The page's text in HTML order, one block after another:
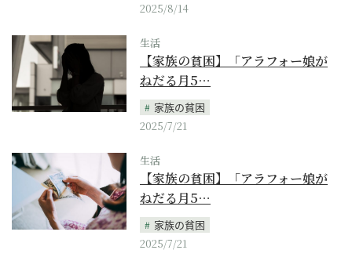
2025/8/14
生活
【家族の貧困】「アラフォー娘が
ねだる月5…
家族の貧困
2025/7/21
生活
【家族の貧困】「アラフォー娘が
ねだる月5…
家族の貧困
2025/7/21